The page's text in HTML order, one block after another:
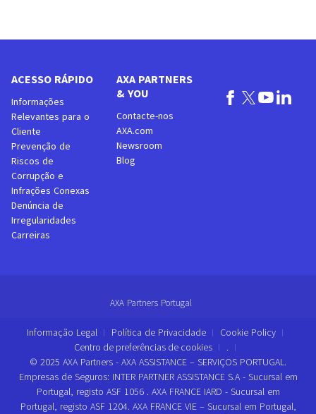
ACESSO RÁPIDO
Informações
Relevantes para o
Cliente
Prevenção de
Riscos de
Corrupção e
Infrações Conexas
Denúncia de
Irregularidades
Carreiras
AXA PARTNERS
& YOU
Contacte-nos
AXA.com
Newsroom
Blog
AXA Partners Portugal
Informação Legal Política de Privacidade
Cookie Policy
Centro de preferências de cookies
.
© 2025 AXA Partners - AXA ASSISTANCE – SERVIÇOS PORTUGAL.
Empresas de Seguros: INTER PARTNER ASSISTANCE S.A - Sucursal em
Portugal, registo ASF 1056 . AXA FRANCE IARD - Sucursal em
Portugal, registo ASF 1204. AXA FRANCE VIE – Sucursal em Portugal,